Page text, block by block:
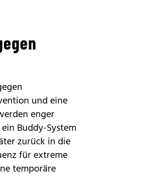
und eine
enger
Buddy-System
zurück in die
für extreme
temporäre